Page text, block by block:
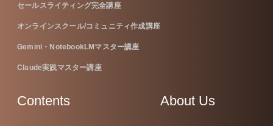
セールスライティング完全講座
オンラインスクール/コミュニティ作成講座
Gemini・NotebookLMマスター講座
Claude実践マスター講座
Contents About Us